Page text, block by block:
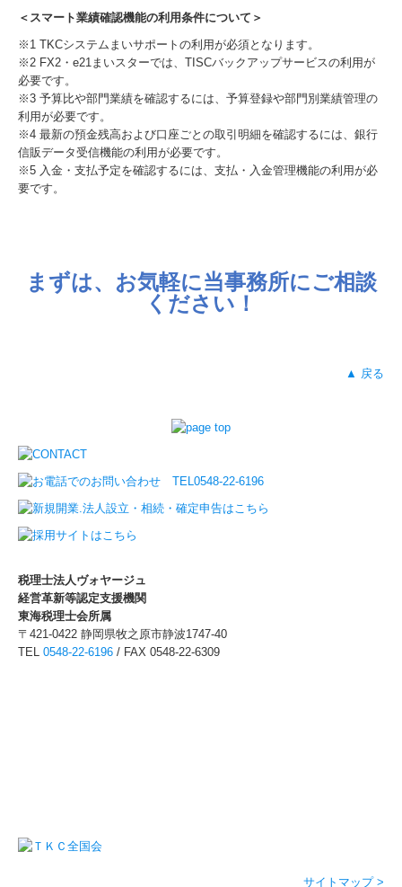
＜スマート業績確認機能の利用条件について＞
※1 TKCシステムまいサポートの利用が必須となります。
※2 FX2・e21まいスターでは、TISCバックアップサービスの利用が
必要です。
※3 予算比や部門業績を確認するには、予算登録や部門別業績管理の
利用が必要です。
※4 最新の預金残高および口座ごとの取引明細を確認するには、銀行
信販データ受信機能の利用が必要です。
※5 入金・支払予定を確認するには、支払・入金管理機能の利用が必
要です。
まずは、お気軽に当事務所にご相談
ください！
▲ 戻る
税理士法人ヴォヤージュ
経営革新等認定支援機関
東海税理士会所属
〒421-0422 静岡県牧之原市静波1747-40
TEL 0548-22-6196 / FAX 0548-22-6309
サイトマップ >